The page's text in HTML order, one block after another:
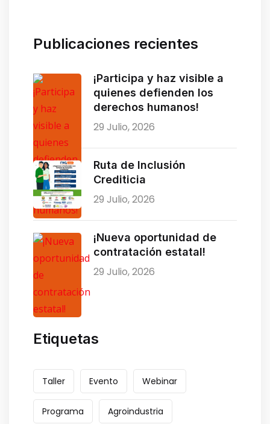
Publicaciones recientes
¡Participa y haz visible a
quienes defienden los
derechos humanos!
29 Julio, 2026
Ruta de Inclusión
Crediticia
29 Julio, 2026
¡Nueva oportunidad de
contratación estatal!
29 Julio, 2026
Etiquetas
Taller Evento Webinar
Programa Agroindustria